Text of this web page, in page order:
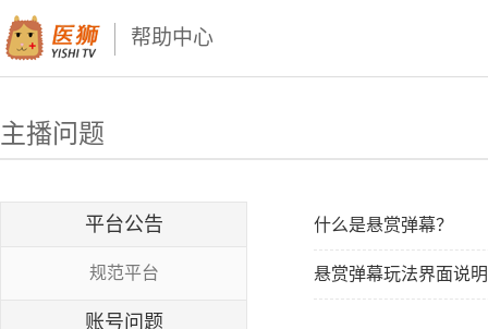
帮助中心
主播问题
平台公告
规范平台
账号问题
什么是悬赏弹幕？
悬赏弹幕玩法界面说明